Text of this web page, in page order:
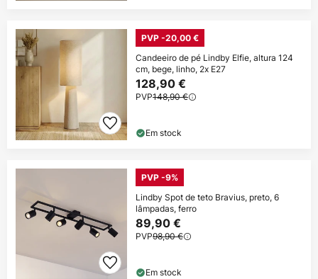
PVP -20,00 €
Candeeiro de pé Lindby Elfie, altura 124
cm, bege, linho, 2x E27
128,90 €
PVP148,90 €
Em stock
PVP -9%
Lindby Spot de teto Bravius, preto, 6
lâmpadas, ferro
89,90 €
PVP98,90 €
Em stock